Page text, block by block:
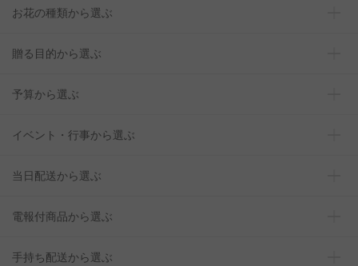
お花の種類から選ぶ
贈る目的から選ぶ
予算から選ぶ
イベント・行事から選ぶ
当日配送から選ぶ
電報付商品から選ぶ
手持ち配送から選ぶ